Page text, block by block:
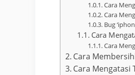
Cara
Cara
Bug
Cara
Cara
Cara
Cara Mengatasi